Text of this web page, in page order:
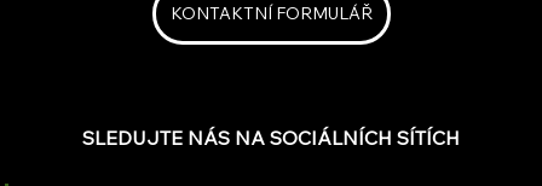
KONTAKTNÍ FORMULÁŘ
SLEDUJTE NÁS NA SOCIÁLNÍCH SÍTÍCH